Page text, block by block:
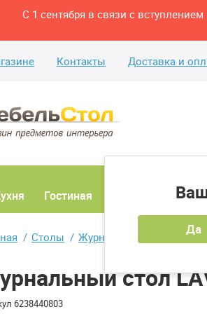
С 1 сентября в связи с
Контакты Доставка и
Да
Гостиная
Столы Журнальные столы
стол
6238440803